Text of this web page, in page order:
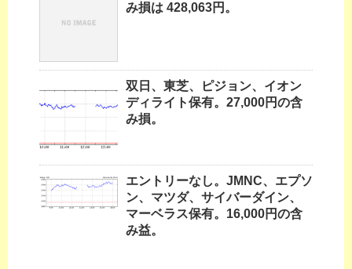
み損は 428,063円。
双日、東芝、ピジョン、イオン
ディライト保有。27,000円の含
み損。
エントリーなし。JMNC、エプソ
ン、マツダ、サイバーダイン、
マーベラス保有。16,000円の含
み益。